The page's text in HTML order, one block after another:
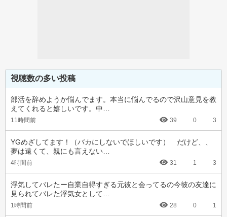
視聴数の多い投稿
部活を辞めようか悩んでます。本当に悩んでるので沢山意見を教
えてくれると嬉しいです。中…
11時間前 39 0 3
YGめざしてます！（バカにしないでほしいです）　だけど、、
夢は遠くて、親にも言えない…
4時間前 31 1 3
浮気してバレたー自業自得すぎる元彼と会ってるの今彼の友達に
見られてバレた浮気女として…
1時間前 28 0 1